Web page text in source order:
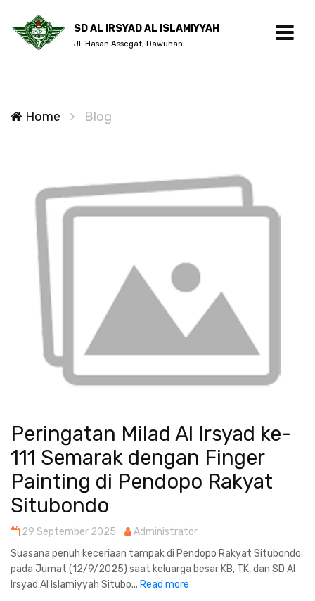
SD AL IRSYAD AL ISLAMIYYAH
Jl. Hasan Assegaf, Dawuhan
Home Blog
Peringatan Milad Al Irsyad ke-
111 Semarak dengan Finger
Painting di Pendopo Rakyat
Situbondo
29 September 2025
Administrator
Suasana penuh keceriaan tampak di Pendopo Rakyat Situbondo
pada Jumat (12/9/2025) saat keluarga besar KB, TK, dan SD Al
Irsyad Al Islamiyyah Situbo... Read more